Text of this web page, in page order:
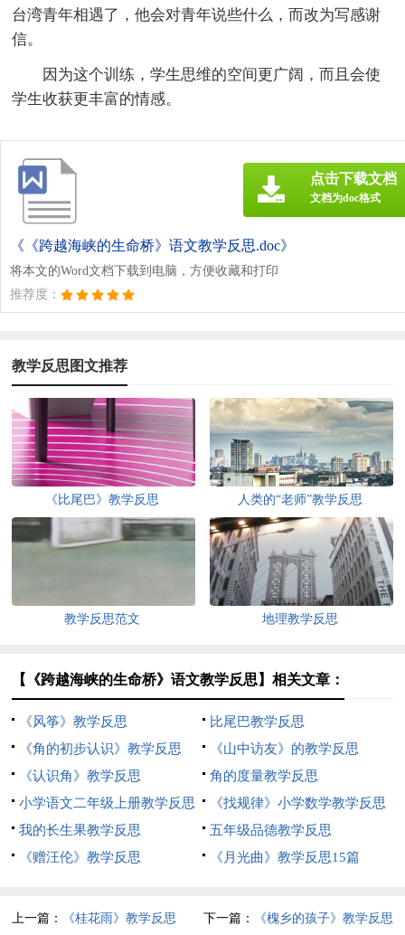
台湾青年相遇了，他会对青年说些什么，而改为写感谢
信。
因为这个训练，学生思维的空间更广阔，而且会使
学生收获更丰富的情感。
《《跨越海峡的生命桥》语文教学反思.doc》
将本文的Word文档下载到电脑，方便收藏和打印
推荐度：
点击下载文档
文档为doc格式
教学反思图文推荐
《比尾巴》教学反思 人类的“老师”教学反思
教学反思范文 地理教学反思
【《跨越海峡的生命桥》语文教学反思】相关文章：
《风筝》教学反思
比尾巴教学反思
《角的初步认识》教学反思
《山中访友》的教学反思
《认识角》教学反思
角的度量教学反思
小学语文二年级上册教学反思
《找规律》小学数学教学反思
我的长生果教学反思
五年级品德教学反思
《赠汪伦》教学反思
《月光曲》教学反思15篇
上一篇： 《桂花雨》教学反思 下一篇： 《槐乡的孩子》教学反思